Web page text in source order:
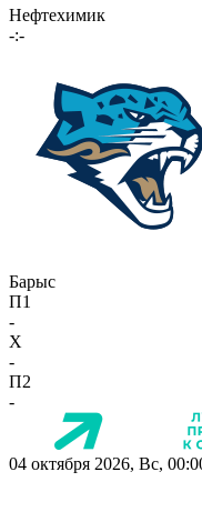
Нефтехимик
-:-
Барыс
П1
-
X
-
П2
-
04 октября 2026, Вс,